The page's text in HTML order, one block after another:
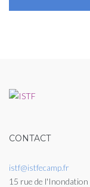
CONTACT
istf@istfecamp.fr
15 rue de l'Inondation